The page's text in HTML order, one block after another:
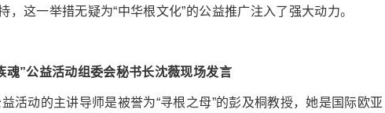
，这一举措无疑为“中华根文化”的公益推广注入了强大动力。
魂”公益活动组委会秘书长沈薇现场发言
动的主讲导师是被誉为“寻根之母”的彭及桐教授，她是国际欧亚